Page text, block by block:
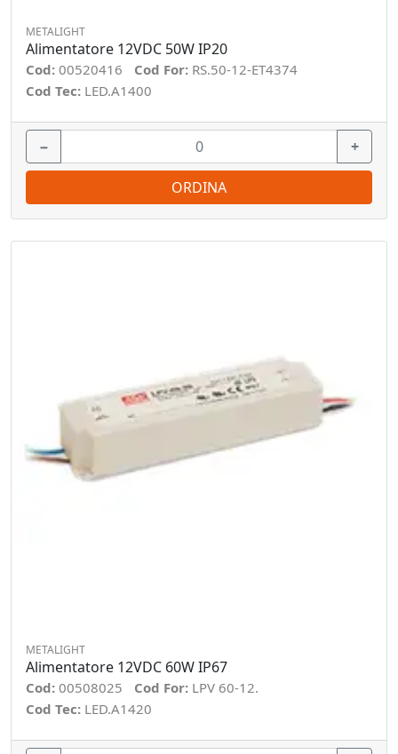
METALIGHT
Alimentatore 12VDC 50W IP20
Cod: 00520416 Cod For: RS.50-12-ET4374
Cod Tec: LED.A1400
− +
ORDINA
METALIGHT
Alimentatore 12VDC 60W IP67
Cod: 00508025 Cod For: LPV 60-12.
Cod Tec: LED.A1420